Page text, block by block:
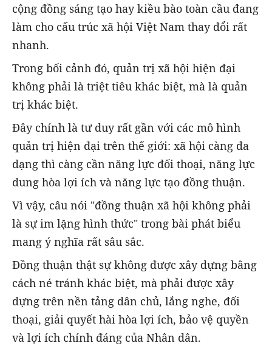
cộng đồng sáng tạo hay kiều bào toàn cầu đang
làm cho cấu trúc xã hội Việt Nam thay đổi rất
nhanh.
Trong bối cảnh đó, quản trị xã hội hiện đại
không phải là triệt tiêu khác biệt, mà là quản
trị khác biệt.
Đây chính là tư duy rất gần với các mô hình
quản trị hiện đại trên thế giới: xã hội càng đa
dạng thì càng cần năng lực đối thoại, năng lực
dung hòa lợi ích và năng lực tạo đồng thuận.
Vì vậy, câu nói "đồng thuận xã hội không phải
là sự im lặng hình thức" trong bài phát biểu
mang ý nghĩa rất sâu sắc.
Đồng thuận thật sự không được xây dựng bằng
cách né tránh khác biệt, mà phải được xây
dựng trên nền tảng dân chủ, lắng nghe, đối
thoại, giải quyết hài hòa lợi ích, bảo vệ quyền
và lợi ích chính đáng của Nhân dân.